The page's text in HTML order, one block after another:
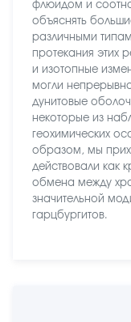
флюидом и
объяснять
различными
протекания этих
и изотопные
могли
дунитовые
некоторые из
геохимических
образом, мы
действовали как
обмена между
значительной
гарцбургитов.